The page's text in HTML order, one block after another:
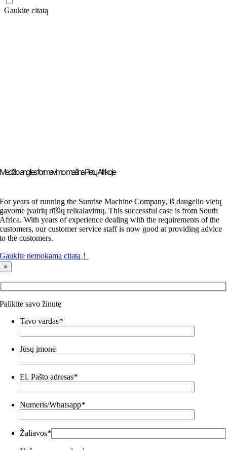
Gaukite citatą
Medžio anglies formavimo mašina Pietų Afrikoje
For years of running the Sunrise Machine Company, iš daugelio vietų
gavome įvairių rūšių reikalavimų.This successful case is from South
Africa.With years of experience dealing with the requirements of the
customers,our customer service staff is now good at providing advice
to the customers.
Gaukite nemokamą citatą！
×
Palikite savo žinutę
Tavo vardas*
Jūsų įmonė
El. Pašto adresas*
Numeris/Whatsapp*
Žaliavos*